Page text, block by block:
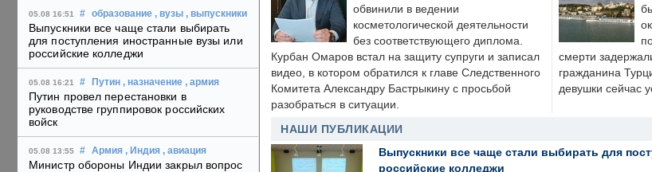
05.08 16:51 # образование , вузы , выпускники
Выпускники все чаще стали выбирать
для поступления иностранные вузы или
российские колледжи
05.08 16:21 # Путин , назначение , армия
Путин провел перестановки в
руководстве группировок российских
войск
05.08 13:55 # Армия , Индия , авиация
Министр обороны Индии закрыл вопрос
обвинили в ведении
косметологической деятельности
без соответствующего диплома.
Курбан Омаров встал на защиту супруги и записал
видео, в котором обратился к главе Следственного
Комитета Александру Бастрыкину с просьбой
разобраться в ситуации.
смерти
гражданина
девушки сейчас
НАШИ ПУБЛИКАЦИИ
Выпускники все чаще стали выбирать для
российские колледжи